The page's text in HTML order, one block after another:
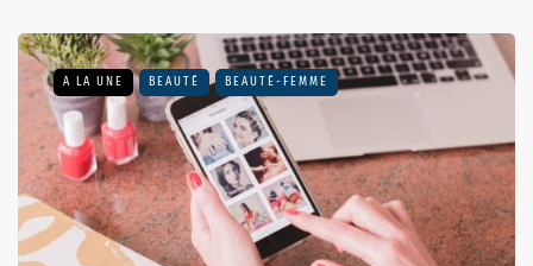
A LA UNE BEAUTÉ BEAUTÉ-FEMME